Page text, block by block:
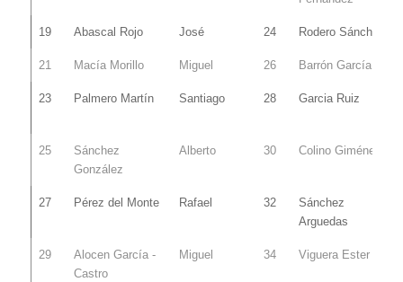
19 Abascal Rojo José 24 Rodero Sánchez
21 Macía Morillo Miguel 26 Barrón García
23 Palmero Martín Santiago 28 Garcia Ruiz
25
Sánchez
González
Alberto 30 Colino Giménez
27 Pérez del Monte Rafael 32
Sánchez
Arguedas
29
Alocen García -
Castro
Miguel 34 Viguera Ester